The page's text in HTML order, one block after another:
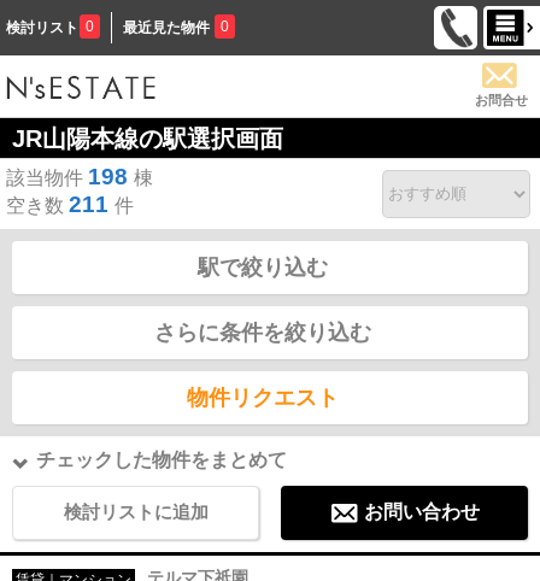
検討リスト 0 最近見た物件 0
お問合せ
JR山陽本線の駅選択画面
該当物件 198 棟
空き数 211 件
駅で絞り込む
さらに条件を絞り込む
物件リクエスト
チェックした物件をまとめて
検討リストに追加 お問い合わせ